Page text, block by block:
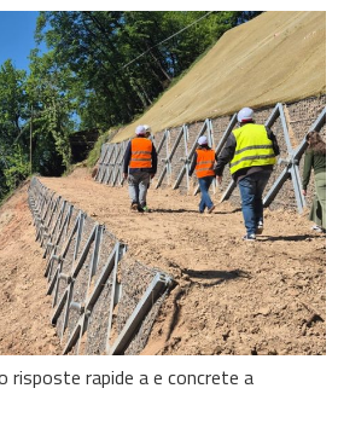
risposte rapide a e concrete a